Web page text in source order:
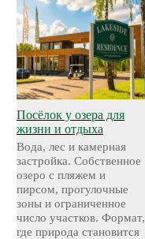
Посёлок у озера для
жизни и отдыха
Вода, лес и камерная
застройка. Собственное
озеро с пляжем и
пирсом, прогулочные
зоны и ограниченное
число участков. Формат,
где природа становится